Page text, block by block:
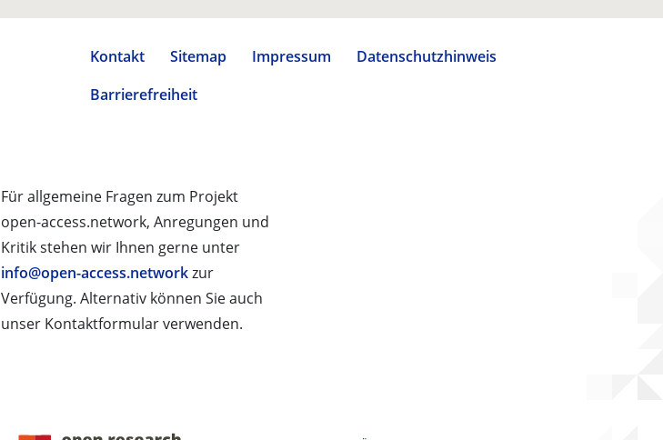
Kontakt Sitemap Impressum
Datenschutzhinweis
Barrierefreiheit
Für allgemeine Fragen zum Projekt
open-access.network, Anregungen und
Kritik stehen wir Ihnen gerne unter
info@open-access.networkzur
Verfügung. Alternativ können Sie auch
unser Kontaktformular verwenden.